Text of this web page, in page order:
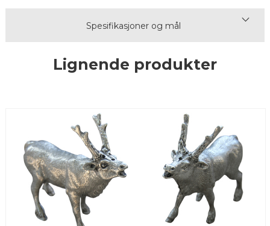
Spesifikasjoner og mål
Lignende produkter